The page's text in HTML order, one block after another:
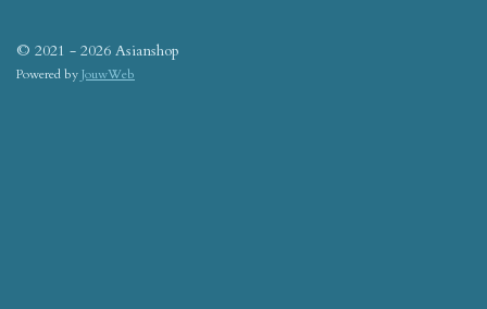
© 2021 - 2026 Asianshop
Powered byJouwWeb